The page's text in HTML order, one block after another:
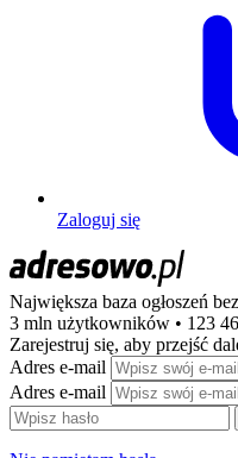
Zaloguj się
Największa baza ogłoszeń
3 mln użytkowników • 123
Zarejestruj się, aby przejść
Adres e-mail
Adres e-mail